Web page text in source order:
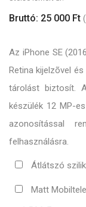
Bruttó: 25 000 Ft
Az iPhone SE
Retina kijelzõvel
tárolást biztosít.
készülék 12 MP-
azonosítással
felhasználásra.
Átlátszó
Matt